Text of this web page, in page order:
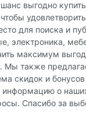
выгодно
для поиска и
электроника,
максимум
Мы также
скидок и
о
Спасибо за